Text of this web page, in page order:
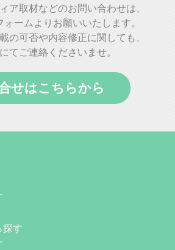
ア取材などのお問い合わせは、
ームよりお願いいたします。
の可否や内容修正に関しても、
てご連絡くださいませ。
せはこちらから
探す